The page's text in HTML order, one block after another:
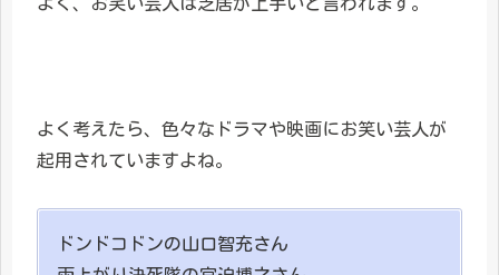
よく考えたら、色々なドラマや映画にお笑い芸人が
起用されていますよね。
ドンドコドンの山口智充さん